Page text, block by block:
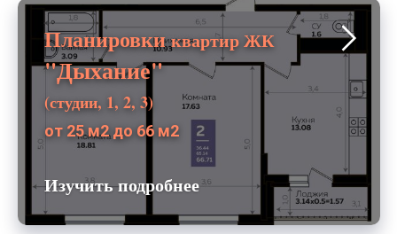
Планировкиквартир ЖК
"Дыхание"
(студии, 1, 2, 3)
от 25 м2 до 66 м2
Изучить подробнее